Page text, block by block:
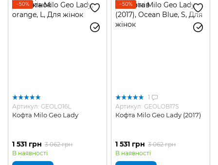
−50%
Артикул: GEOLO16L
Кофта Milo Geo Lady
1 531 грн 3 062 грн
В наявності
−50%
1
Артикул: GEOLOB17S
Кофта Milo Geo Lady (2017)
1 531 грн 3 062 грн
В наявності